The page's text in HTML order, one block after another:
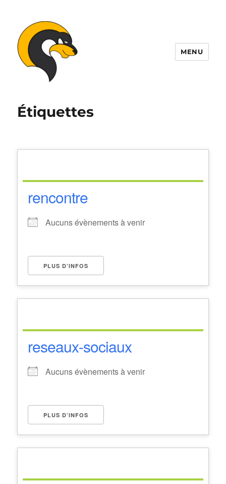
MENU
Étiquettes
rencontre
Aucuns évènements à venir
PLUS D’INFOS
reseaux-sociaux
Aucuns évènements à venir
PLUS D’INFOS